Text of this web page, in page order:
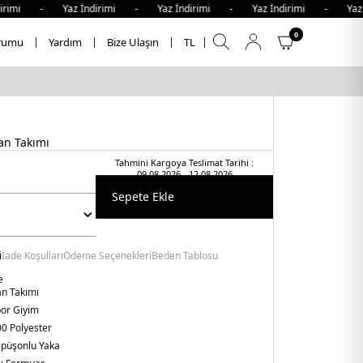
İndirimi - Yaz İndirimi - Yaz İndirimi -
Yardım Bize Ulaşın TL
0
Takımı
Tahmini Kargoya Teslimat Tarihi :
09.08.2026 - 12.08.2026
Sepete Ekle
İade KoşullarıÖdeme SeçenekleriBeden Tablosu
Takımı
Giyim
Polyester
Yaka